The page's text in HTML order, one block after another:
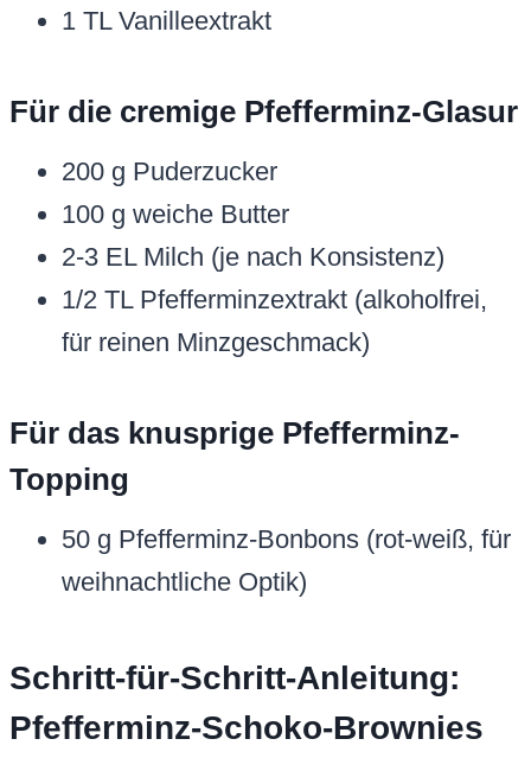
1 TL Vanilleextrakt
Für die cremige Pfefferminz-Glasur
200 g Puderzucker
100 g weiche Butter
2-3 EL Milch (je nach Konsistenz)
1/2 TL Pfefferminzextrakt (alkoholfrei,
für reinen Minzgeschmack)
Für das knusprige Pfefferminz-
Topping
50 g Pfefferminz-Bonbons (rot-weiß, für
weihnachtliche Optik)
Schritt-für-Schritt-Anleitung:
Pfefferminz-Schoko-Brownies